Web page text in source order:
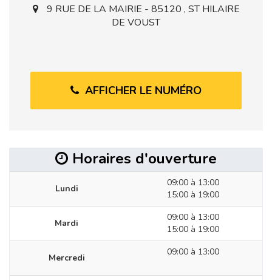
9 RUE DE LA MAIRIE - 85120 , ST HILAIRE
DE VOUST
AFFICHER LE NUMÉRO
Horaires d'ouverture
Lundi
09:00 à 13:00
15:00 à 19:00
Mardi
09:00 à 13:00
15:00 à 19:00
Mercredi
09:00 à 13:00